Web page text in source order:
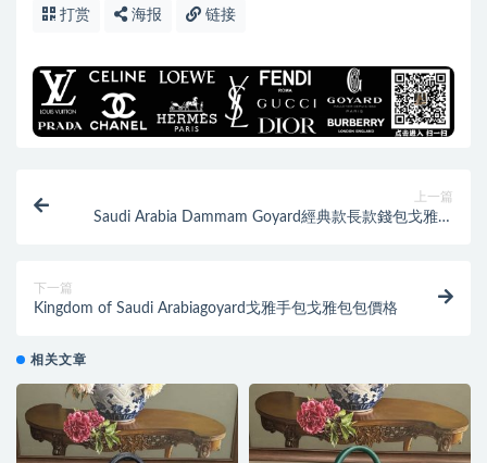
打赏 海报 链接
上一篇
Saudi Arabia Dammam Goyard經典款長款錢包戈雅包
下一篇
Kingdom of Saudi Arabiagoyard戈雅手包戈雅包包價格
相关文章